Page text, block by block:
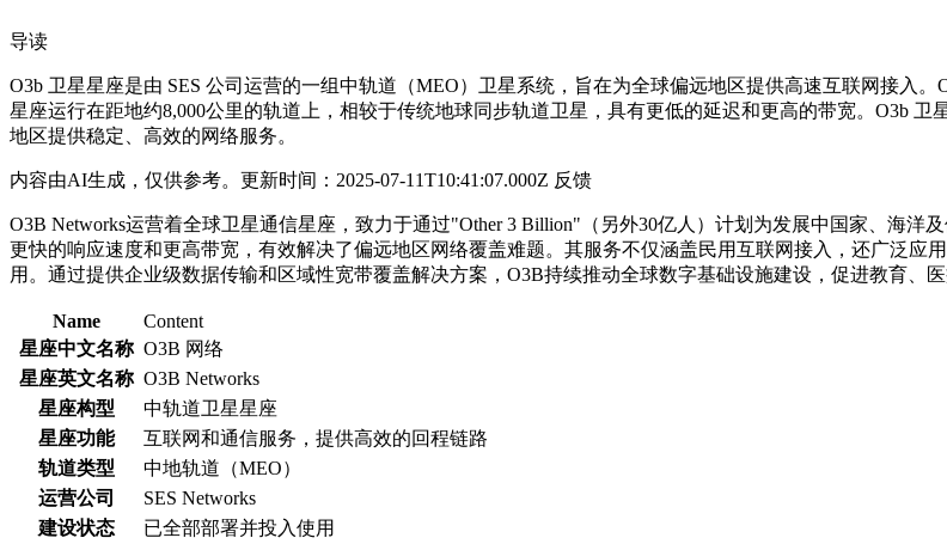
导读
O3b 卫星星座是由 SES 公司运营的一组中轨道（MEO）卫星系统，旨在为全球偏远地区提供高速互联网接入
星座运行在距地约8,000公里的轨道上，相较于传统地球同步轨道卫星，具有更低的延迟和更高的带宽。O3b
地区提供稳定、高效的网络服务。
内容由AI生成，仅供参考。更新时间：2025-07-11T10:41:07.000Z 反馈
O3B Networks运营着全球卫星通信星座，致力于通过"Other 3 Billion"（另外30亿人）计划为发展中国家、海
更快的响应速度和更高带宽，有效解决了偏远地区网络覆盖难题。其服务不仅涵盖民用互联网接入，还广泛
用。通过提供企业级数据传输和区域性宽带覆盖解决方案，O3B持续推动全球数字基础设施建设，促进教育、
Name
Content
星座中文名称 O3B 网络
星座英文名称 O3B Networks
星座构型
中轨道卫星星座
星座功能
互联网和通信服务，提供高效的回程链路
轨道类型
中地轨道（MEO）
运营公司
SES Networks
建设状态
已全部部署并投入使用